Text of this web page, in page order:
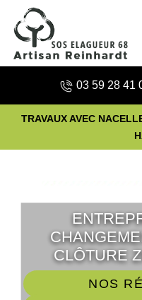
03 59 28 41
TRAVAUX AVEC
CLÔTURE
NOS